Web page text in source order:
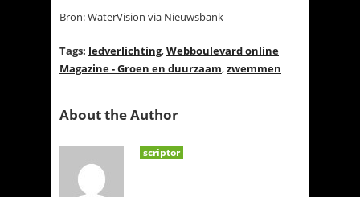
Bron: WaterVision via Nieuwsbank
Tags: ledverlichting,Webboulevard online
Magazine - Groen en duurzaam,zwemmen
About the Author
scriptor